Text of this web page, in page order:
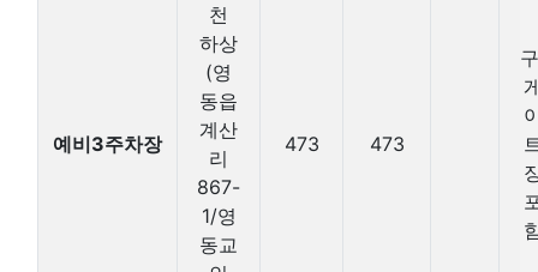
예비3주차장
천
하상
(영
동읍
계산
리
867-
1/영
동교
473 473